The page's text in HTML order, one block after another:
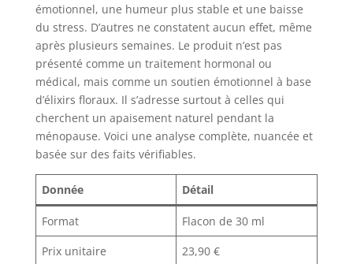
émotionnel, une humeur plus stable et une baisse
du stress. D’autres ne constatent aucun effet, même
après plusieurs semaines. Le produit n’est pas
présenté comme un traitement hormonal ou
médical, mais comme un soutien émotionnel à base
d’élixirs floraux. Il s’adresse surtout à celles qui
cherchent un apaisement naturel pendant la
ménopause. Voici une analyse complète, nuancée et
basée sur des faits vérifiables.
Donnée Détail
Format
Flacon de 30 ml
Prix unitaire
23,90 €